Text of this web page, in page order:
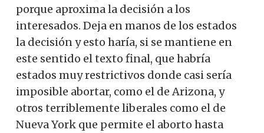
porque aproxima la decisión a los
interesados. Deja en manos de los estados
la decisión y esto haría, si se mantiene en
este sentido el texto final, que habría
estados muy restrictivos donde casi sería
imposible abortar, como el de Arizona, y
otros terriblemente liberales como el de
Nueva York que permite el aborto hasta